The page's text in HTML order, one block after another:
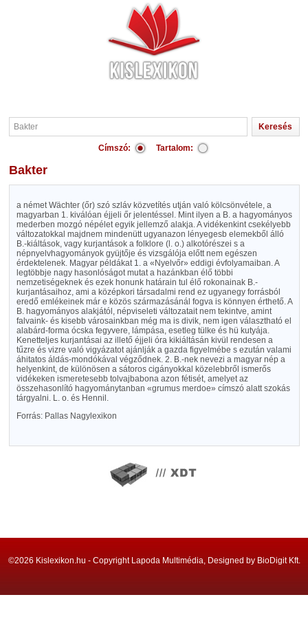
Címszó: Tartalom:
Bakter
a német Wächter (őr) szó szláv közvetítés utján való kölcsönvétele, a
magyarban 1. kiválóan éjjeli őr jelentéssel. Mint ilyen a B. a hagyományos
mederben mozgó népélet egyik jellemző alakja. A vidékenkint csekélyebb
változatokkal majdnem mindenütt ugyanazon lényegesb elemekből álló
B.-kiáltások, vagy kurjantások a folklore (l. o.) alkotórészei s a
népnyelvhagyományok gyüjtője és vizsgálója előtt nem egészen
érdektelenek. Magyar példákat 1. a «Nyelvőr» eddigi évfolyamaiban. A
legtöbbje nagy hasonlóságot mutat a hazánkban élő többi
nemzetiségeknek és ezek honunk határain tul élő rokonainak B.-
kurjantásaihoz, ami a középkori társadalmi rend ez ugyanegy forrásból
eredő emlékeinek már e közös származásánál fogva is könnyen érthető. A
B. hagyományos alakjától, népviseleti változatait nem tekintve, amint
falvaink- és kisebb városainkban még ma is divik, nem igen választható el
alabárd-forma ócska fegyvere, lámpása, esetleg tülke és hü kutyája.
Kenetteljes kurjantásai az illető éjjeli óra kikiáltásán kivül rendesen a
tűzre és vizre való vigyázatot ajánlják a gazda figyelmébe s ezután valami
áhitatos áldás-mondókával végződnek. 2. B.-nek nevezi a magyar nép a
helyenkint, de különösen a sátoros cigányokkal közelebbről ismerős
vidékeken ismeretesebb tolvajbabona azon fétisét, amelyet az
összehasonlító hagyománytanban «grumus merdoe» címszó alatt szokás
tárgyalni. L. o. és Hennil.
Forrás: Pallas Nagylexikon
©2026 Kislexikon.hu - Copyright Lapoda Multimédia, Designed by BioDigit Kft.